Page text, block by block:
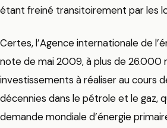
étant freiné transitoirement par les
Certes, l’Agence internationale de
note de mai 2009, à plus de 26.000
investissements à réaliser au cours
décennies dans le pétrole et le gaz,
demande mondiale d’énergie